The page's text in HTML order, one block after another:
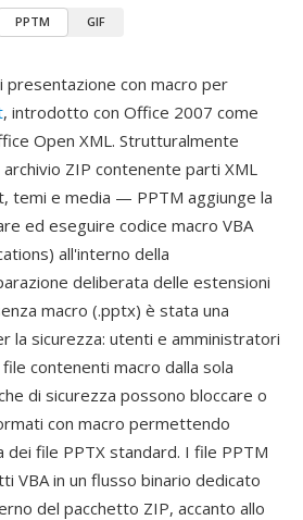
PPTM GIF
presentazione con macro per
, introdotto con Office 2007 come
Open XML. Strutturalmente
ZIP contenente parti XML
temi e media — PPTM aggiunge la
ed eseguire codice macro VBA
all'interno della
deliberata delle estensioni
macro (.pptx) è stata una
la sicurezza: utenti e amministratori
contenenti macro dalla sola
di sicurezza possono bloccare o
con macro permettendo
file PPTX standard. I file PPTM
VBA in un flusso binario dedicato
del pacchetto ZIP, accanto allo